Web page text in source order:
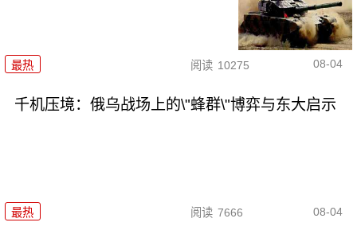
最热 阅读 10275 08-04
千机压境：俄乌战场上的\"蜂群\"博弈与东大启示
最热 阅读 7666 08-04